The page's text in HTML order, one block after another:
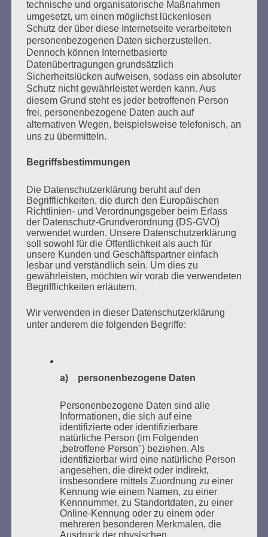
Schaut hin – handelt!
Esther Bejarano - 5. Februar 2017
SUCHEN
NACH:
MARATHONLESUNG AUS DEN
VERBRANNTEN BÜCHERN
Zum 26. Mal gibt es eine Marathonlesung anlässlich
des Gedenkens an die Verbrennung von Büchern am
Studentenorganisationen und Burschenschaftler
Bücher verbrannten.
Weitere Informationen:lesezeichen-setzen.de
GEDENKEN UND ERINNERN BEGINNT IN
UNSERER NACHBARSCHAFT
technische und organisatorische Maßnahmen
umgesetzt, um einen möglichst lückenlosen
Schutz der über diese Internetseite verarbeiteten
personenbezogenen Daten sicherzustellen.
Dennoch können Internetbasierte
Datenübertragungen grundsätzlich
Sicherheitslücken aufweisen, sodass ein absoluter
Schutz nicht gewährleistet werden kann. Aus
diesem Grund steht es jeder betroffenen Person
frei, personenbezogene Daten auch auf
alternativen Wegen, beispielsweise telefonisch, an
uns zu übermitteln.
Begriffsbestimmungen
Die Datenschutzerklärung beruht auf den
Begrifflichkeiten, die durch den Europäischen
Richtlinien- und Verordnungsgeber beim Erlass
der Datenschutz-Grundverordnung (DS-GVO)
verwendet wurden. Unsere Datenschutzerklärung
soll sowohl für die Öffentlichkeit als auch für
unsere Kunden und Geschäftspartner einfach
lesbar und verständlich sein. Um dies zu
gewährleisten, möchten wir vorab die verwendeten
Begrifflichkeiten erläutern.
Wir verwenden in dieser Datenschutzerklärung
unter anderem die folgenden Begriffe:
a) personenbezogene Daten
Personenbezogene Daten sind alle
Informationen, die sich auf eine
identifizierte oder identifizierbare
natürliche Person (im Folgenden
„betroffene Person") beziehen. Als
identifizierbar wird eine natürliche Person
angesehen, die direkt oder indirekt,
insbesondere mittels Zuordnung zu einer
Kennung wie einem Namen, zu einer
Kennnummer, zu Standortdaten, zu einer
Online-Kennung oder zu einem oder
mehreren besonderen Merkmalen, die
Ausdruck der physischen,